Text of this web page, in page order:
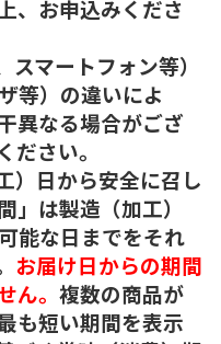
、お申込みくださ
マートフォン等）
等）の違いによ
異なる場合がござ
ださい。
）日から安全に召し
」は製造（加工）
能な日までをそれ
お届け日からの期間
ん。 複数の商品が
も短い期間を表示